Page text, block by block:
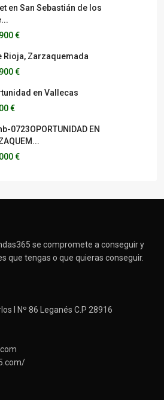
en San Sebastián de los
€
Rioja, Zarzaquemada
€
en Vallecas
€
0723OPORTUNIDAD EN
€
se compromete a conseguir y
que tengas o que quieras conseguir.
I Nº 86 Leganés C.P 28916